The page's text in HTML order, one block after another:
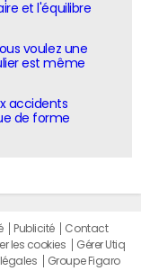
et l'équilibre
voulez une
est même
accidents
de forme
Publicité
Contact
les cookies
Gérer Utiq
Groupe Figaro